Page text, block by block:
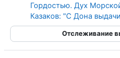
Гордостью. Дух
Казаков: "С Дона
Отслеживание